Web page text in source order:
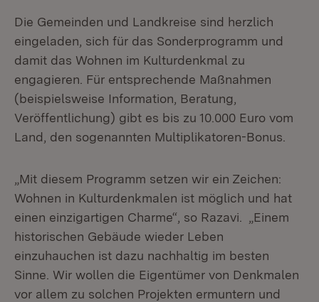
Die Gemeinden und Landkreise sind herzlich
eingeladen, sich für das Sonderprogramm und
damit das Wohnen im Kulturdenkmal zu
engagieren. Für entsprechende Maßnahmen
(beispielsweise Information, Beratung,
Veröffentlichung) gibt es bis zu 10.000 Euro vom
Land, den sogenannten Multiplikatoren-Bonus.
„Mit diesem Programm setzen wir ein Zeichen:
Wohnen in Kulturdenkmalen ist möglich und hat
einen einzigartigen Charme“, so Razavi. „Einem
historischen Gebäude wieder Leben
einzuhauchen ist dazu nachhaltig im besten
Sinne. Wir wollen die Eigentümer von Denkmalen
vor allem zu solchen Projekten ermuntern und